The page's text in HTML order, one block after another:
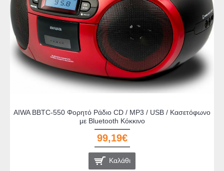
AIWA BBTC-550 Φορητό Ράδιο CD / MP3 / USB / Κασετόφωνο
με Bluetooth Κόκκινο
99,19€
Καλάθι